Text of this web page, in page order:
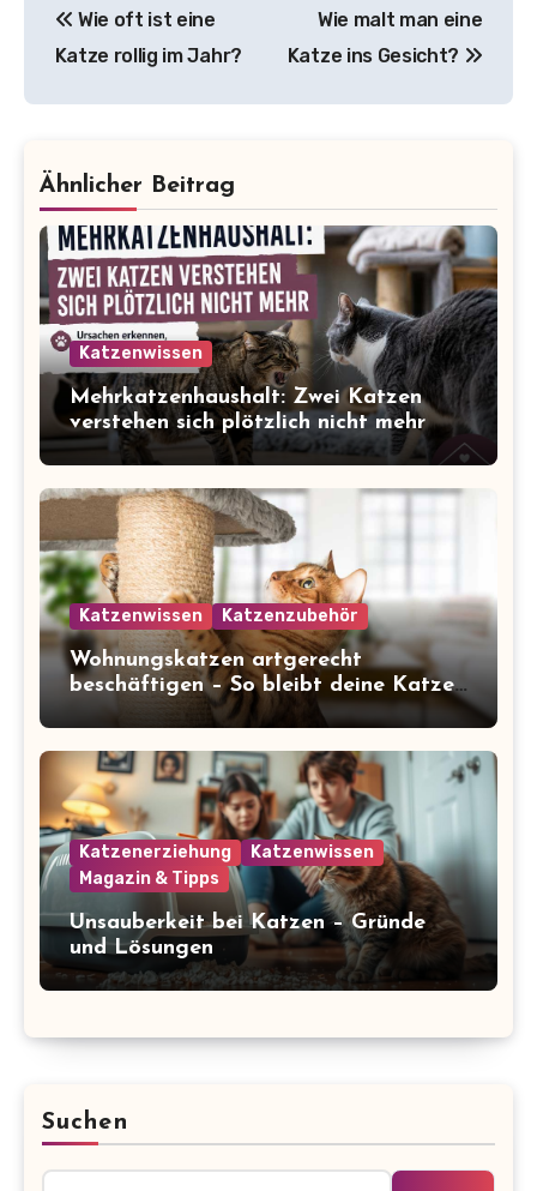
Wie oft ist eine
Katze rollig im Jahr?
Wie malt man eine
Katze ins Gesicht?
Ähnlicher Beitrag
Katzenwissen
Mehrkatzenhaushalt: Zwei Katzen
verstehen sich plötzlich nicht mehr
Katzenwissen Katzenzubehör
Wohnungskatzen artgerecht
beschäftigen – So bleibt deine Katze
glücklich und gesund
Katzenerziehung
Katzenwissen
Magazin & Tipps
Unsauberkeit bei Katzen – Gründe
und Lösungen
Suchen